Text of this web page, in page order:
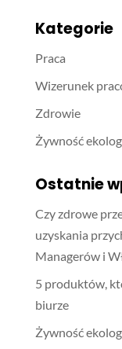
Kategorie
Praca
Wizerunek
Zdrowie
Żywność
Ostatnie
Czy zdrowe
uzyskania
Managerów i
5 produktów,
biurze
Żywność